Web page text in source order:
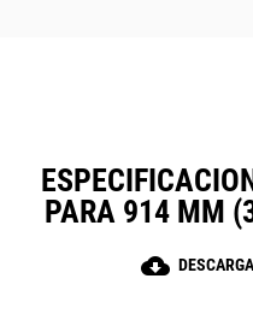
PARA 914 MM
cloud_download